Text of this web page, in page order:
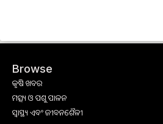
Browse
କୃଷି ଖବର
ମତ୍ସ୍ୟ ଓ ପଶୁ ପାଳନ
ସ୍ୱାସ୍ଥ୍ୟ ଏବଂ ଜୀବନଶୈଳୀ